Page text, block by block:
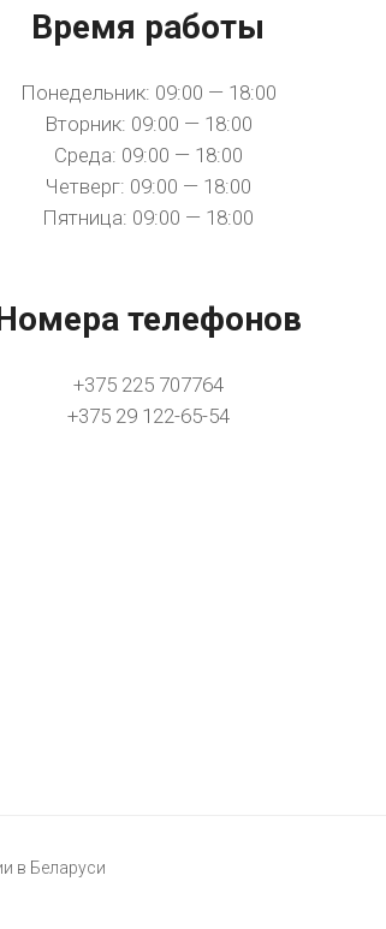
Время работы
Понедельник: 09:00 — 18:00
Вторник: 09:00 — 18:00
Среда: 09:00 — 18:00
Четверг: 09:00 — 18:00
Пятница: 09:00 — 18:00
телефонов
+375 225 707764
+375 29 122-65-54
в Беларуси